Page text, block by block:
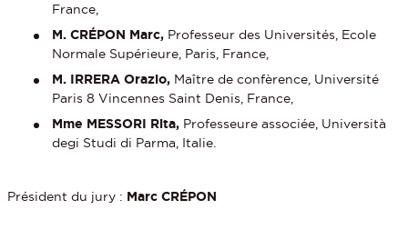
France,
M. CRÉPON Marc, Professeur des Universités, Ecole
Normale Supérieure, Paris, France,
M. IRRERA Orazio, Maître de confèrence, Université
Paris 8 Vincennes Saint Denis, France,
Mme MESSORI Rita, Professeure associée, Università
degi Studi di Parma, Italie.
Président du jury : Marc CRÉPON